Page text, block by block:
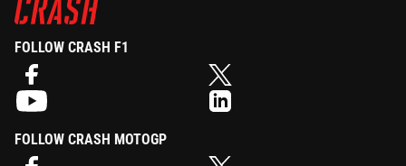
FOLLOW CRASH F1
FOLLOW CRASH MOTOGP